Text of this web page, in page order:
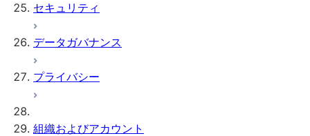
セキュリティ
データガバナンス
プライバシー
組織およびアカウント